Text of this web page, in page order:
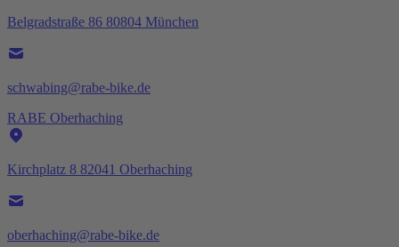
Belgradstraße 86 80804 München
schwabing@rabe-bike.de
RABE Oberhaching
Kirchplatz 8 82041 Oberhaching
oberhaching@rabe-bike.de